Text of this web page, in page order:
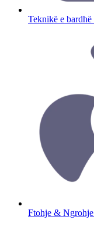
Teknikë e bardhë
Ftohje & Ngrohje